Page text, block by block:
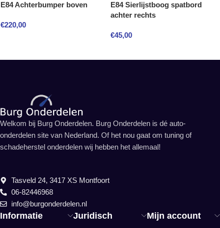
E84 Achterbumper boven
€220,00
E84 Sierlijstboog spatbord
achter rechts
€45,00
Informatie Juridisch Mijn account
Welkom bij Burg Onderdelen. Burg Onderdelen is dé auto-
onderdelen site van Nederland. Of het nou gaat om tuning of
schadeherstel onderdelen wij hebben het allemaal!
Tasveld 24, 3417 XS Montfoort
06-82446968
info@burgonderdelen.nl